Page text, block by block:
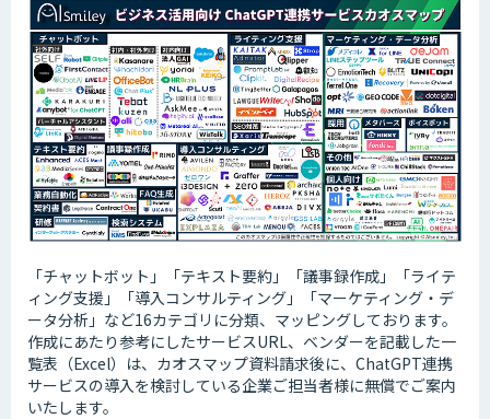
「チャットボット」「テキスト要約」「議事録作成」「ライテ
ィング支援」「導入コンサルティング」「マーケティング・デ
ータ分析」など16カテゴリに分類、マッピングしております。
作成にあたり参考にしたサービスURL、ベンダーを記載した一
覧表（Excel）は、カオスマップ資料請求後に、ChatGPT連携
サービスの導入を検討している企業ご担当者様に無償でご案内
いたします。